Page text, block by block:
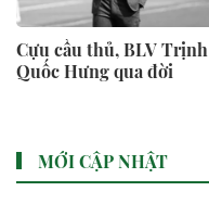
Cựu cầu thủ, BLV Trịnh
Quốc Hưng qua đời
MỚI CẬP NHẬT